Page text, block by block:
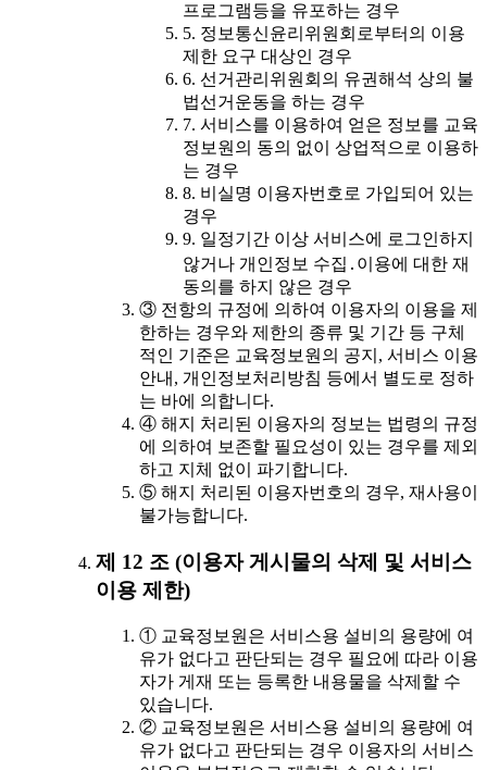
프로그램등을 유포하는 경우
5. 정보통신윤리위원회로부터의 이용
제한 요구 대상인 경우
6. 선거관리위원회의 유권해석 상의 불
법선거운동을 하는 경우
7. 서비스를 이용하여 얻은 정보를 교육
정보원의 동의 없이 상업적으로 이용하
는 경우
8. 비실명 이용자번호로 가입되어 있는
경우
9. 일정기간 이상 서비스에 로그인하지
않거나 개인정보 수집․이용에 대한 재
동의를 하지 않은 경우
③ 전항의 규정에 의하여 이용자의 이용을 제
한하는 경우와 제한의 종류 및 기간 등 구체
적인 기준은 교육정보원의 공지, 서비스 이용
안내, 개인정보처리방침 등에서 별도로 정하
는 바에 의합니다.
④ 해지 처리된 이용자의 정보는 법령의 규정
에 의하여 보존할 필요성이 있는 경우를 제외
하고 지체 없이 파기합니다.
⑤ 해지 처리된 이용자번호의 경우, 재사용이
불가능합니다.
제 12 조 (이용자 게시물의 삭제 및 서비스
이용 제한)
① 교육정보원은 서비스용 설비의 용량에 여
유가 없다고 판단되는 경우 필요에 따라 이용
자가 게재 또는 등록한 내용물을 삭제할 수
있습니다.
② 교육정보원은 서비스용 설비의 용량에 여
유가 없다고 판단되는 경우 이용자의 서비스